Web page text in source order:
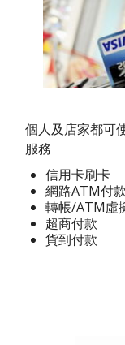
個人及店家都可
服務
信用卡刷卡
網路ATM付款
轉帳/ATM虛
超商付款
貨到付款